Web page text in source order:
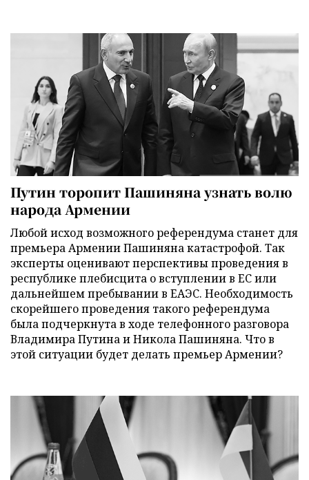
Путин торопит Пашиняна узнать волю
народа Армении
Любой исход возможного референдума станет для
премьера Армении Пашиняна катастрофой. Так
эксперты оценивают перспективы проведения в
республике плебисцита о вступлении в ЕС или
дальнейшем пребывании в ЕАЭС. Необходимость
скорейшего проведения такого референдума
была подчеркнута в ходе телефонного разговора
Владимира Путина и Никола Пашиняна. Что в
этой ситуации будет делать премьер Армении?